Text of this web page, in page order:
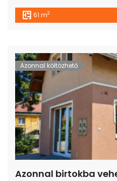
61 m2
Azonnal költözhető
Azonnal birtokba